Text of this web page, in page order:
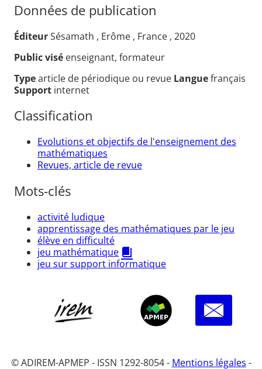
Données de publication
ÉditeurSésamath , Erôme , France , 2020
Public visé enseignant, formateur
Typearticle de périodique ou revue Languefrançais
Support internet
Classification
Evolutions et objectifs de l'enseignement des
mathématiques
Revues, article de revue
Mots-clés
activité ludique
apprentissage des mathématiques par le jeu
élève en difficulté
jeu mathématique
jeu sur support informatique
© ADIREM-APMEP - ISSN 1292-8054 - Mentions légales -